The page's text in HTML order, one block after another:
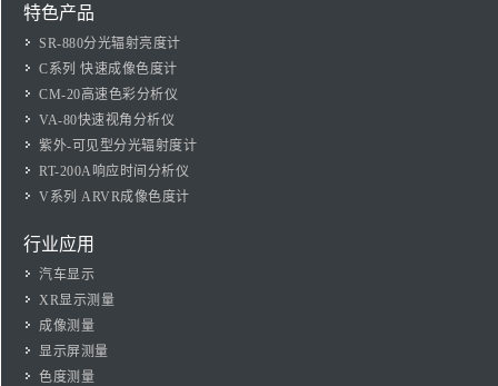
特色产品
SR-880分光辐射亮度计
C系列 快速成像色度计
CM-20高速色彩分析仪
VA-80快速视角分析仪
紫外-可见型分光辐射度计
RT-200A响应时间分析仪
V系列 ARVR成像色度计
行业应用
汽车显示
XR显示测量
成像测量
显示屏测量
色度测量